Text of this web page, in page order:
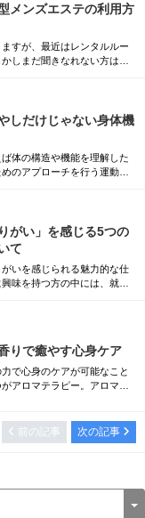
トも...
メンズエステの利用方
すが、最近はレンタルルー
しまだ聞きなれない方は多
本記事では、レンタルルー
初めてでも安心して利用す
店舗型やマンション型との
メリ...
しだけじゃない身体機
体の構造や機能を理解した
のアプローチを行う運動療
なく、日常生活で使う筋
体のバランスを整える手助
ージセラピーの定義や特
で、わか...
がい」を感じる5つの
て
いを感じられる魅力的な仕
味を持つ方の中には、就職
で本記事では、エステティ
たやりがいについてご紹介
らエ...
りで癒やす心身ケア
で心身のケアが可能なこと
アロマテラピー。アロマテ
マテラピーサロン」と呼ば
だけでなく、マッサージな
前の記事 次の記事